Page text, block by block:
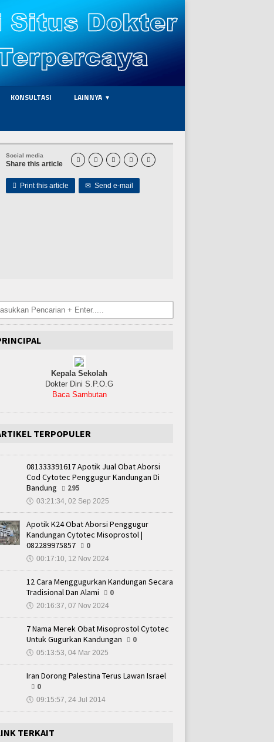
KONSULTASI
LAINNYA
Social media
Share this article     
 Print this article ✉ Send e-mail
Kepala Sekolah
Dokter Dini S.P.O.G
Baca Sambutan
TERPOPULER
081333391617 Apotik Jual Obat Aborsi
Cod Cytotec Penggugur Kandungan Di
Bandung
295
🕔 03:21:34, 02 Sep 2025
Apotik K24 Obat Aborsi Penggugur
Kandungan Cytotec Misoprostol |
082289975857
0
🕔 00:17:10, 12 Nov 2024
12 Cara Menggugurkan Kandungan Secara
Tradisional Dan Alami
0
🕔 20:16:37, 07 Nov 2024
7 Nama Merek Obat Misoprostol Cytotec
Untuk Gugurkan Kandungan
0
🕔 05:13:53, 04 Mar 2025
Iran Dorong Palestina Terus Lawan Israel
0
🕔 09:15:57, 24 Jul 2014
TERKAIT